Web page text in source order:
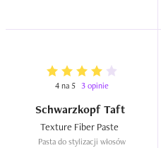
4 na 5 3 opinie
Schwarzkopf Taft
Pasta do stylizacji włosów